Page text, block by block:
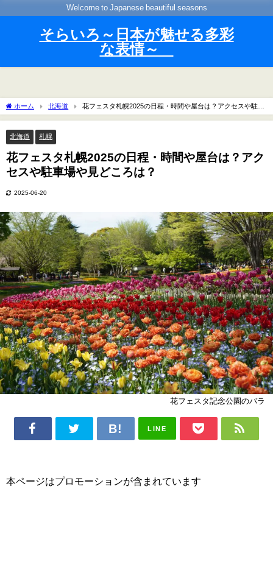
Welcome to Japanese beautiful seasons
そらいろ～日本が魅せる多彩
な表情～
ホーム 北海道
花フェスタ札幌2025の日程・時間や屋台は？アクセスや駐車
場や見どころは？
北海道 札幌
花フェスタ札幌2025の日程・時間や屋台は？アク
セスや駐車場や見どころは？
2025-06-20
花フェスタ記念公園のバラ
LINE
本ページはプロモーションが含まれています